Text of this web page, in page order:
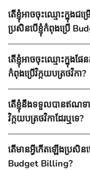
តើខ្ញុំអាចចុះឈ្មោះក្នុងជ
ប្រសិនបើខ្ញុំកំពុងប្រើ
តើខ្ញុំអាចចុះឈ្មោះក្នុងផែ
កំពុងប្រើវិក្កយបត្រថវិកា?
តើខ្ញុំនឹងទទួលបានឥណទ
វិក្កយបត្រថវិកាដែរឬទេ?
តើមានអ្វីកើតឡើងប្រសិន
Budget Billing?